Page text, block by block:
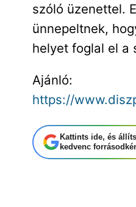
szóló üzenettel.
ünnepeltnek,
helyet foglal el a
Ajánló:
https://
Kattints ide, és
kedvenc